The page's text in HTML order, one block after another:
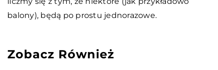
balony), będą po prostu jednorazowe.
Zobacz Również